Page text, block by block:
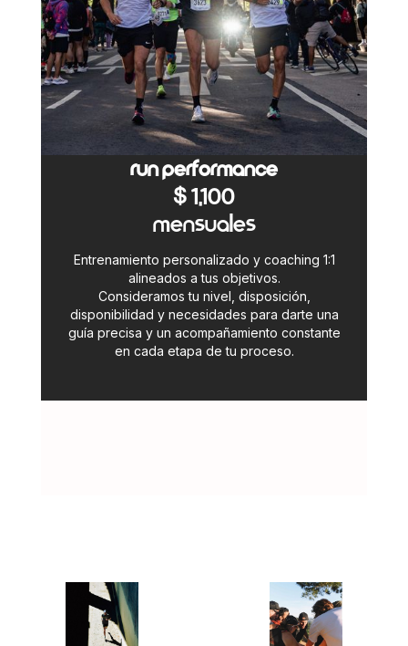
RUN PERFORMANCE
$ 1,100
MENSUALES
Entrenamiento personalizado y coaching 1:1
alineados a tus objetivos.
Consideramos tu nivel, disposición,
disponibilidad y necesidades para darte una
guía precisa y un acompañamiento constante
en cada etapa de tu proceso.